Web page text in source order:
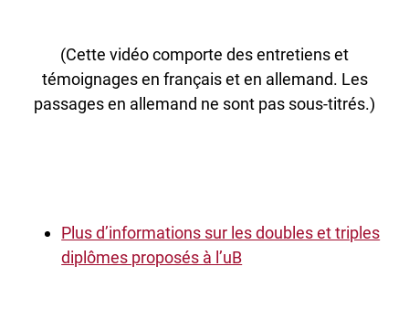
(Cette vidéo comporte des entretiens et
témoignages en français et en allemand. Les
passages en allemand ne sont pas sous-titrés.)
Plus d’informations sur les doubles et triples
diplômes proposés à l’uB